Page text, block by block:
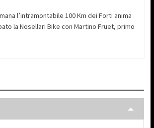
l’intramontabile 100 Km dei Forti anima
la Nosellari Bike con Martino Fruet, primo